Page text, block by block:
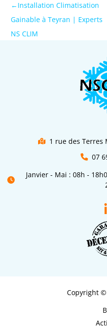
←Installation Climatisation
Gainable à Teyran | Experts
NS CLIM
1 rue des Terres
07
Janvier - Mai : 08h -
Copyright ©